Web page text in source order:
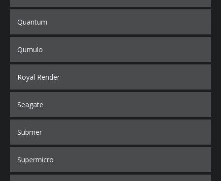
Quantum
Qumulo
Royal Render
Seagate
Submer
Supermicro